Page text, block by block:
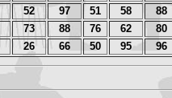
52 97 51 58 88
73 88 76 62 80
26 66 50 95 96